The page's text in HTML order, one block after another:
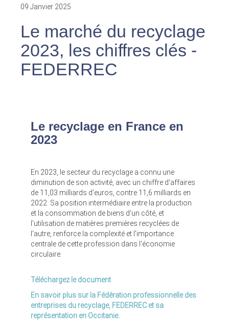
09 Janvier 2025
Le marché du recyclage
2023, les chiffres clés -
FEDERREC
Le recyclage en France en
2023
En 2023, le secteur du recyclage a connu une
diminution de son activité, avec un chiffre d'affaires
de 11,03 milliards d'euros, contre 11,6 milliards en
2022. Sa position intermédiaire entre la production
et la consommation de biens d'un côté, et
l'utilisation de matières premières recyclées de
l'autre, renforce la complexité et l'importance
centrale de cette profession dans l'économie
circulaire.
Téléchargez le document
En savoir plus sur la Fédération professionnelle des
entreprises du recyclage, FEDERREC et sa
représentation en Occitanie.